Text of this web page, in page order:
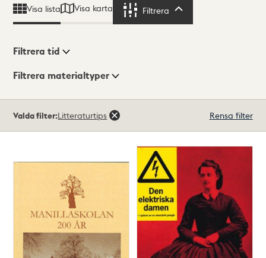
Visa lista Visa karta Filtrera
Visningsläge
Filtrera tid
Filtrera materialtyper
träffar
Valda filter:Litteraturtips Rensa filter